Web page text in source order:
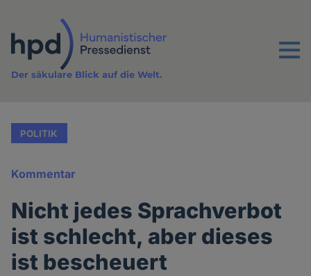
Inhalt
Menu
Der säkulare Blick auf die Welt.
POLITIK
Kommentar
Nicht jedes Sprachverbot
ist schlecht, aber dieses
ist bescheuert